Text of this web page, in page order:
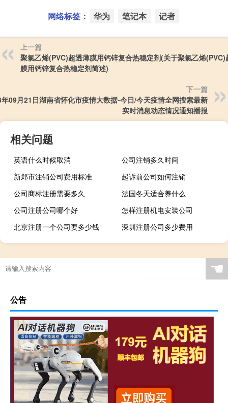
网络标签： 华为 笔记本 记者
上一篇
聚氯乙烯(PVC)超透薄膜用钙锌复合热稳定剂(关于聚氯乙烯(PVC)
膜用钙锌复合热稳定剂简述)
下一篇
09月21日湖南省怀化市疫情大数据-今日/今天疫情全网搜索最新
实时消息动态情况通知播报
相关问题
英语什么时候取消
公司注销多久时间
新郑市注销公司费用标准
起诉前公司如何注销
公司商标注册需要多久
法国冬天适合养什么
公司注册公司哪个好
怎样注册机电安装公司
北京注册一个公司要多少钱
深圳注册公司多少费用
☚
公告